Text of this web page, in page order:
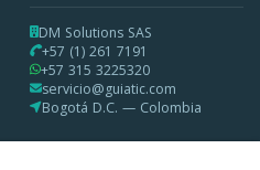
DM Solutions SAS
+57 (1) 261 7191
+57 315 3225320
servicio@guiatic.com
Bogotá D.C. — Colombia